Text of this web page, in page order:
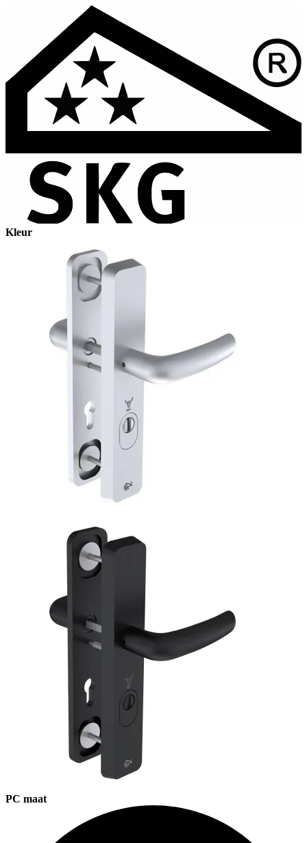
Kleur
PC maat